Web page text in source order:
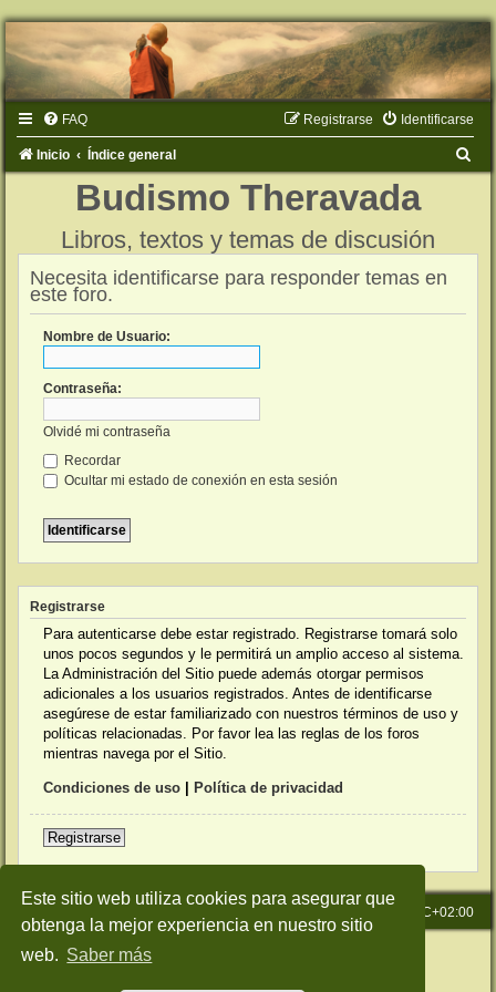
Este sitio web utiliza cookies para asegurar que
obtenga la mejor experiencia en nuestro sitio
web. Saber más
FAQ Identificarse
Registrarse
Inicio Índice general
Budismo Theravada
Libros, textos y temas de discusión
Necesita identificarse para responder temas en
este foro.
Nombre de Usuario:
Contraseña:
Olvidé mi contraseña
Recordar
Ocultar mi estado de conexión en esta sesión
Registrarse
Para autenticarse debe estar registrado. Registrarse tomará solo
unos pocos segundos y le permitirá un amplio acceso al sistema.
La Administración del Sitio puede además otorgar permisos
adicionales a los usuarios registrados. Antes de identificarse
asegúrese de estar familiarizado con nuestros términos de uso y
políticas relacionadas. Por favor lea las reglas de los foros
mientras navega por el Sitio.
Condiciones de uso Política de privacidad
Registrarse
Todos los horarios son UTC+02:00
Desarrollado porphpBB